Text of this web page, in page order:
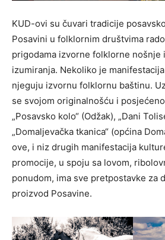
KUD-ovi su čuvari tradicije
Posavini u folklornim društvima
prigodama izvorne folklorne nošnje
izumiranja. Nekoliko je
njeguju izvornu folklornu baštinu.
se svojom originalnošću i
„Posavsko kolo“ (Odžak), „Dani
„Domaljevačka tkanica“ (općina
ove, i niz drugih manifestacija
promocije, u spoju sa lovom,
ponudom, ima sve pretpostavke za
proizvod Posavine.